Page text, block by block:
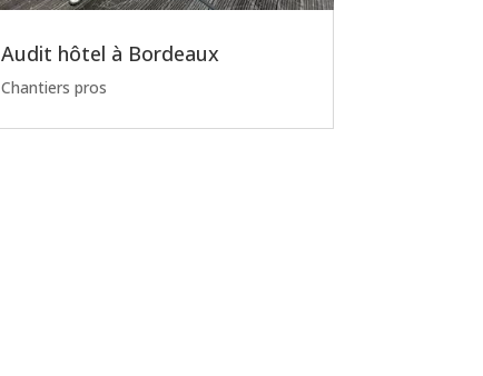
Audit hôtel à Bordeaux
Chantiers pros